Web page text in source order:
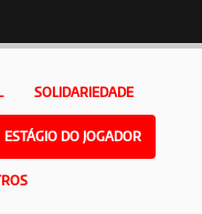
SOLIDARIEDADE
ESTÁGIO DO JOGADOR